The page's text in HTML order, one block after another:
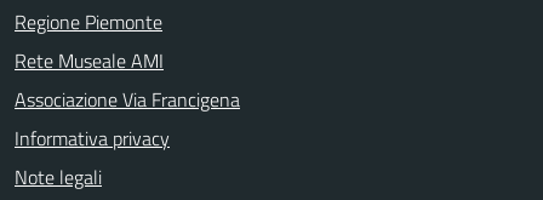
Regione Piemonte
Rete Museale AMI
Associazione Via Francigena
Informativa privacy
Note legali